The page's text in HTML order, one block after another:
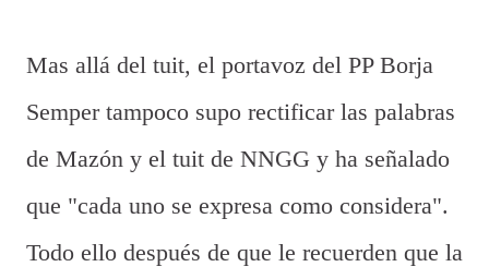
Mas allá del tuit, el portavoz del PP Borja
Semper tampoco supo rectificar las palabras
de Mazón y el tuit de NNGG y ha señalado
que "cada uno se expresa como considera".
Todo ello después de que le recuerden que la